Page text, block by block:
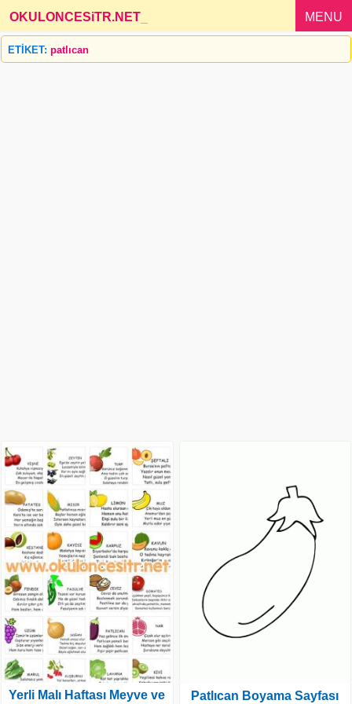
OKULONCESiTR.NET MENU
ETİKET: patlıcan
Yerli Malı Haftası Meyve ve Patlıcan Boyama Sayfası